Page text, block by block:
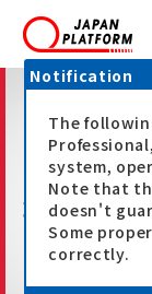
最新情報
Notification
The
system,
Note that
doesn't
Some
correctly.